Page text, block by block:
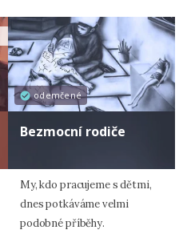
odemčené
Bezmocní rodiče
My, kdo pracujeme s dětmi,
dnes potkáváme velmi
podobné příběhy.